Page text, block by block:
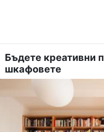
Бъдете креативни
шкафовете